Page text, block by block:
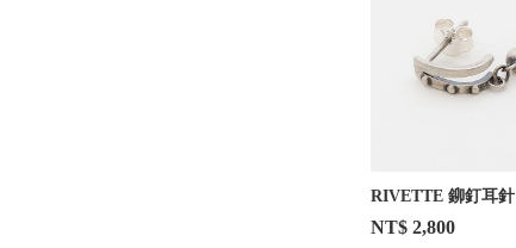
RIVETTE 鉚釘耳針
NT$ 2,800